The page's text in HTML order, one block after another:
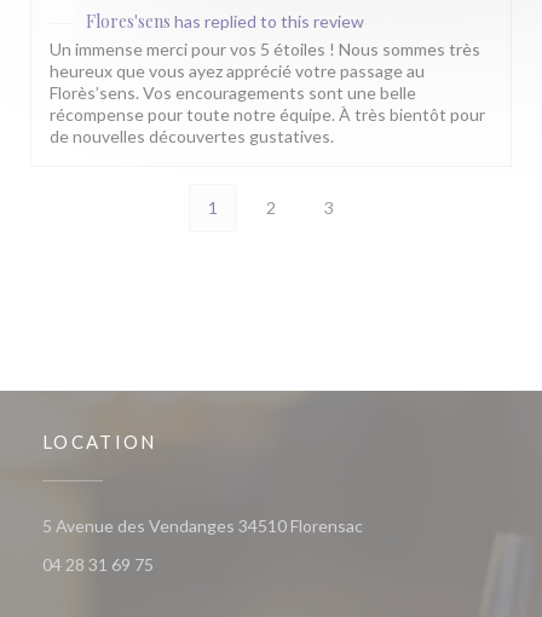
Flores'sens has replied to this review
Un immense merci pour vos 5 étoiles ! Nous sommes très
heureux que vous ayez apprécié votre passage au
Florès’sens. Vos encouragements sont une belle
récompense pour toute notre équipe. À très bientôt pour
de nouvelles découvertes gustatives.
1 2 3
LOCATION
5 Avenue des Vendanges 34510 Florensac
04 28 31 69 75